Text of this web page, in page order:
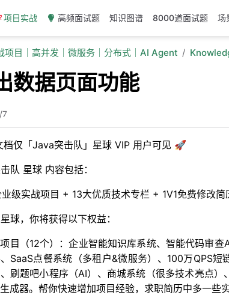
项目实战 高频面试题 知识图谱 8000道面试题 场
项目｜高并发｜微服务｜分布式｜AI Agent
数据页面功能
7
仅「Java突击队」星球 VIP 用户可见 🚀
队 星球 内容包括：
级实战项目 + 13大优质技术专栏 + 1V1免费修改简
球，你将获得以下权益：
目（12个）：企业智能知识库系统、智能代码审
SaaS点餐系统（多租户&微服务）、100万QPS
刷题吧小程序（AI）、商城系统（很多技术亮点）
成器。帮你快速增加项目经验，求职简历中多一些